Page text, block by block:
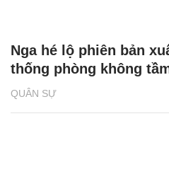
QUÂN SỰ
Nga hé lộ phiên bản
thống phòng không